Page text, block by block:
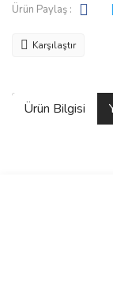
Ürün Paylaş :
Karşılaştır
Ürün Bilgisi
Ürün resmi
Ürün